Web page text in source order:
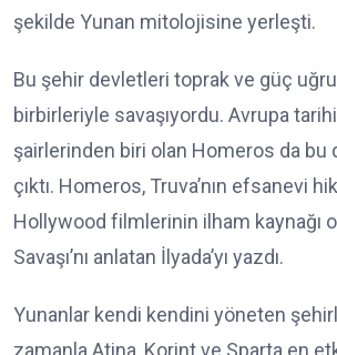
şekilde Yunan mitolojisine yerleşti.
Bu şehir devletleri toprak ve güç
birbirleriyle savaşıyordu. Avrupa
şairlerinden biri olan Homeros da bu
çıktı. Homeros, Truva’nın efsanevi
Hollywood filmlerinin ilham kaynağı
Savaşı’nı anlatan İlyada’yı yazdı.
Yunanlar kendi kendini yöneten
zamanla Atina, Korint ve Sparta en